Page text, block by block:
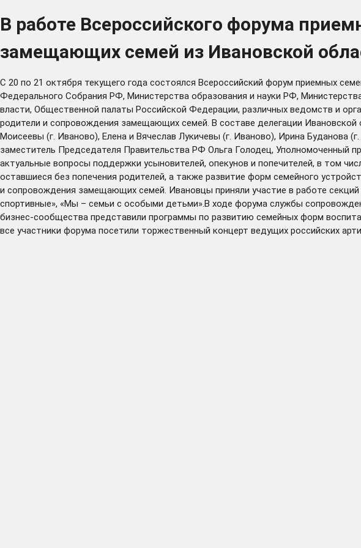
В работе Всероссийского форума
замещающих семей из Ивановской
С 20 по 21 октября текущего года состоялся Всероссийский форум приемных
Федерального Собрания РФ, Министерства образования и науки РФ,
власти, Общественной палаты Российской Федерации, различных ведомств и
родители и сопровождения замещающих семей. В составе делегации
Моисеевы (г. Иваново), Елена и Вячеслав Лукичевы (г. Иваново), Ирина Буданова
заместитель Председателя Правительства РФ Ольга Голодец, Уполномоченный
актуальные вопросы поддержки усыновителей, опекунов и попечителей, в том
оставшиеся без попечения родителей, а также развитие форм семейного
и сопровождения замещающих семей. Ивановцы приняли участие в работе
спортивные», «Мы – семьи с особыми детьми».В ходе форума службы
бизнес-сообщества представили программы по развитию семейных форм
все участники форума посетили торжественный концерт ведущих российских